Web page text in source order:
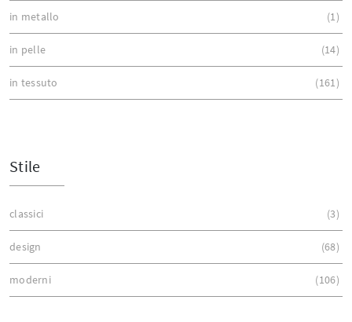
in metallo 1
in pelle 14
in tessuto 161
Stile
classici 3
design 68
moderni 106